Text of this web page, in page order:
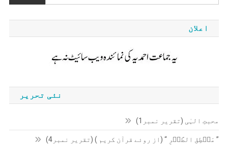
اعلان
نئی تحریر
محبتِ الہٰی (تقریر نمبر1)
” مَنۡطِقَ الطَّیۡرِ “ (از روئے قرآن کریم ) (تقریر نمبر4)